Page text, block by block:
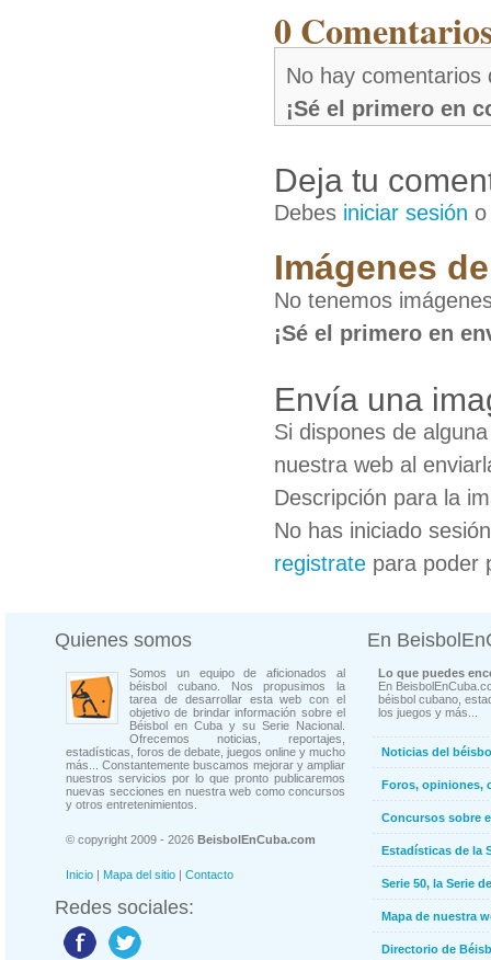
0
No hay comentarios
¡Sé el primero en
Deja tu
Debes iniciar sesión
Imágenes
No tenemos
¡Sé el primero en
Envía una
Si dispones de
nuestra web al
Descripción para la
No has iniciado
registrate para poder
Quienes somos
Somos un equipo de aficionados al
béisbol cubano. Nos propusimos la
tarea de desarrollar esta web con el
objetivo de brindar información sobre el
Béisbol en Cuba y su Serie Nacional.
Ofrecemos noticias, reportajes,
estadísticas, foros de debate, juegos online y mucho
más... Constantemente buscamos mejorar y ampliar
nuestros servicios por lo que pronto publicaremos
nuevas secciones en nuestra web como concursos
y otros entretenimientos.
© copyright 2009 - 2026 BeisbolEnCuba.com
Inicio | Mapa del sitio | Contacto
Redes sociales:
En
Lo que puedes
En
béisbol cubano,
los juegos y más...
Noticias del
Foros, opiniones,
Concursos sobre
Estadísticas de la
Serie 50, la Serie
Mapa de nuestra
Directorio de